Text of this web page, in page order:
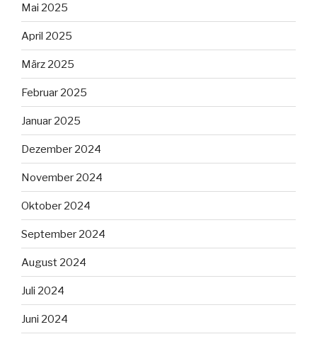
Mai 2025
April 2025
März 2025
Februar 2025
Januar 2025
Dezember 2024
November 2024
Oktober 2024
September 2024
August 2024
Juli 2024
Juni 2024